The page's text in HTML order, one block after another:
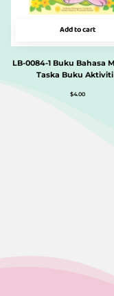
Add to cart
LB-0084-1 Buku Bahasa
Taska Buku Aktiviti
$4.00